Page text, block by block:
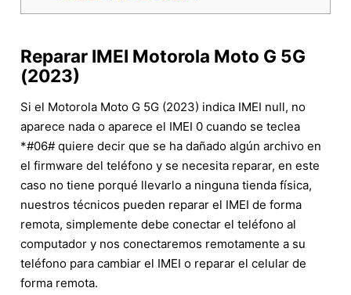
Reparar IMEI Motorola Moto G 5G
(2023)
Si el Motorola Moto G 5G (2023) indica IMEI null, no
aparece nada o aparece el IMEI 0 cuando se teclea
*#06# quiere decir que se ha dañado algún archivo en
el firmware del teléfono y se necesita reparar, en este
caso no tiene porqué llevarlo a ninguna tienda física,
nuestros técnicos pueden reparar el IMEI de forma
remota, simplemente debe conectar el teléfono al
computador y nos conectaremos remotamente a su
teléfono para cambiar el IMEI o reparar el celular de
forma remota.